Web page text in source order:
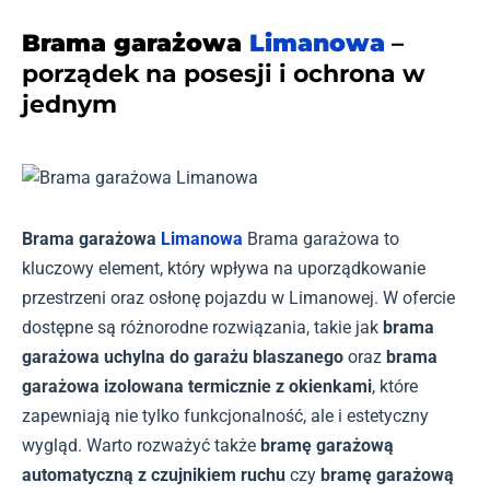
Brama garażowa Limanowa –
porządek na posesji i ochrona w
jednym
Brama garażowa Limanowa Brama garażowa to
kluczowy element, który wpływa na uporządkowanie
przestrzeni oraz osłonę pojazdu w Limanowej. W ofercie
dostępne są różnorodne rozwiązania, takie jak brama
garażowa uchylna do garażu blaszanego oraz brama
garażowa izolowana termicznie z okienkami, które
zapewniają nie tylko funkcjonalność, ale i estetyczny
wygląd. Warto rozważyć także bramę garażową
automatyczną z czujnikiem ruchu czy bramę garażową